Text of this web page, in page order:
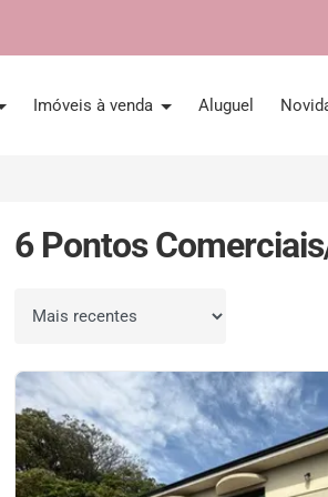
Imóveis à venda Aluguel
6 Pontos
Ordenar por